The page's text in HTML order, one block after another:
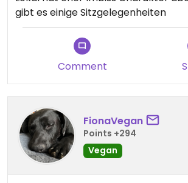
gibt es einige Sitzgelegenheiten
Comment
FionaVegan
Points +294
Vegan